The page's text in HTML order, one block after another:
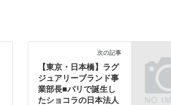
次の記事
【東京・日本橋】ラグ
ジュアリーブランド事
業部長■パリで誕生し
たショコラの日本法人